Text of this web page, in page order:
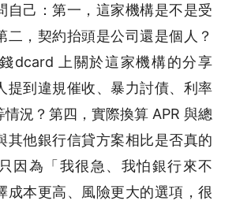
自己：第一，這家機構是不是受
二，契約抬頭是公司還是個人？
dcard 上關於這家機構的分享
提到違規催收、暴力討債、利率
情況？第四，實際換算 APR 與總
其他銀行信貸方案相比是否真的
因為「我很急、我怕銀行來不
成本更高、風險更大的選項，很